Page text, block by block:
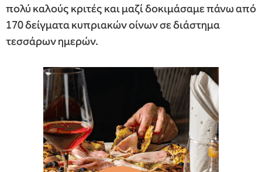
πολύ καλούς κριτές και μαζί δοκιμάσαμε πάνω από
170 δείγματα κυπριακών οίνων σε διάστημα
τεσσάρων ημερών.